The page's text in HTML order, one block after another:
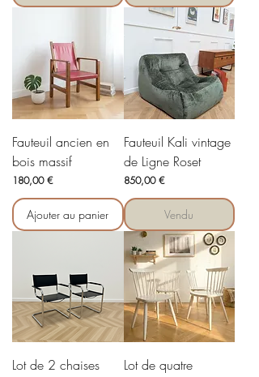
Fauteuil ancien en
bois massif
Prix
180,00 €
Ajouter au panier
Fauteuil Kali vintage
de Ligne Roset
Prix
850,00 €
Vendu
Lot de 2 chaises
Lot de quatre